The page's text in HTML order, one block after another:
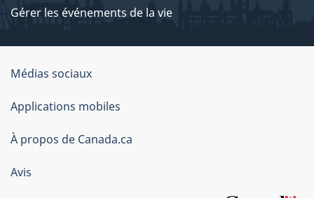
Gérer les événements de la vie
Organisation
du
gouvernement
du
Canada
Médias sociaux
Applications mobiles
À propos de Canada.ca
Avis